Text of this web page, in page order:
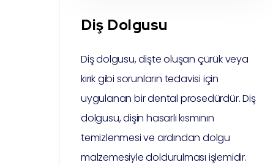
Diş Dolgusu
Diş dolgusu, dişte oluşan çürük veya
kırık gibi sorunların tedavisi için
uygulanan bir dental prosedürdür. Diş
dolgusu, dişin hasarlı kısmının
temizlenmesi ve ardından dolgu
malzemesiyle doldurulması işlemidir.